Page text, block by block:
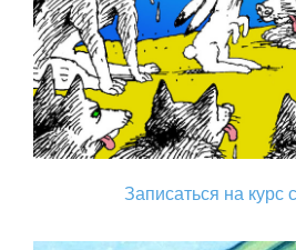
Записаться на курс